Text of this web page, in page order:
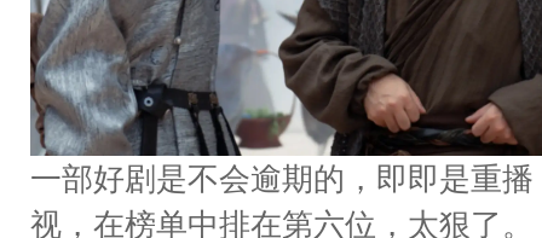
一部好剧是不会逾期的，即即是重
视，在榜单中排在第六位，太狠了。